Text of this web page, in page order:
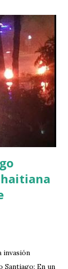
los
hospitales, y
niega todos los
y los haitianos
haitianos
y ni el
resolver la
la
en comp...
invasión
En un